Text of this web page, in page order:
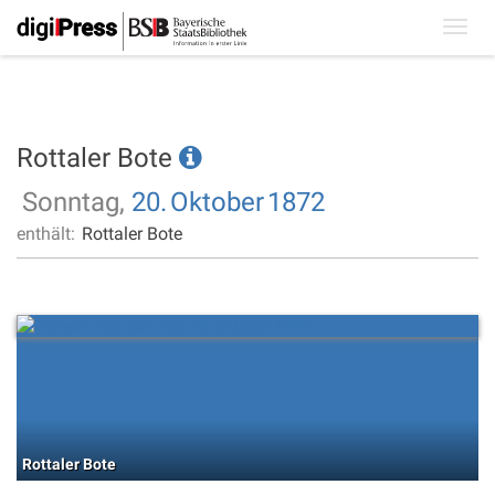
Rottaler Bote
Sonntag, 20.Oktober1872
enthält: Rottaler Bote
Rottaler Bote